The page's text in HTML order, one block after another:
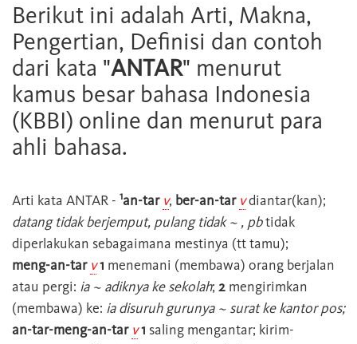
Berikut ini adalah Arti, Makna,
Pengertian, Definisi dan contoh
dari kata "ANTAR" menurut
kamus besar bahasa Indonesia
(KBBI) online dan menurut para
ahli bahasa.
Arti kata ANTAR - 1an-tar v, ber-an-tar vdiantar(kan);
datang tidak berjemput, pulang tidak ~ , pbtidak
diperlakukan sebagaimana mestinya (tt tamu);
meng-an-tar v1 menemani (membawa) orang berjalan
atau pergi: ia ~ adiknya ke sekolah; 2 mengirimkan
(membawa) ke: ia disuruh gurunya ~ surat ke kantor pos;
an-tar-meng-an-tar v1 saling mengantar; kirim-